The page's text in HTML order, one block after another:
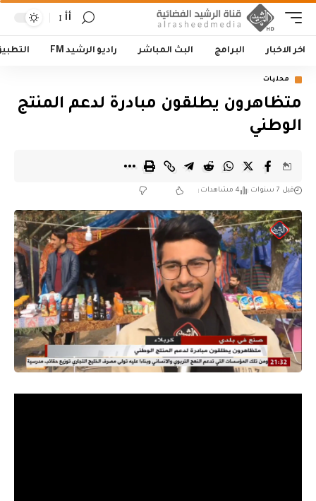
أأ
اخر الاخبار البرامج البث المباشر راديو الرشيد FM
محليات
متظاهرون يطلقون مبادرة لدعم المنتج
الوطني
قبل 7 سنوات 4 مشاهدات